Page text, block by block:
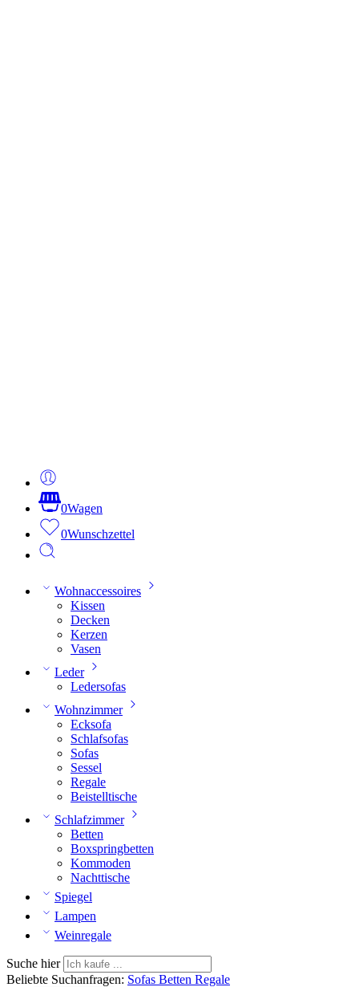
0Wagen
0Wunschzettel
Wohnaccessoires
Kissen
Decken
Kerzen
Vasen
Leder
Ledersofas
Wohnzimmer
Ecksofa
Schlafsofas
Sofas
Sessel
Regale
Beistelltische
Schlafzimmer
Betten
Boxspringbetten
Kommoden
Nachttische
Spiegel
Lampen
Weinregale
Suche hier
Beliebte Suchanfragen: Sofas Betten Regale